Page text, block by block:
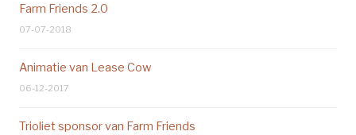
Farm Friends 2.0
07-07-2018
Animatie van Lease Cow
06-12-2017
Trioliet sponsor van Farm Friends